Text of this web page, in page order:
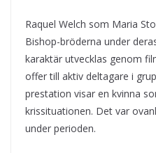
Raquel Welch som Maria
Bishop-bröderna under
karaktär utvecklas genom
offer till aktiv deltagare i
prestation visar en kvinna
krissituationen. Det var
under perioden.